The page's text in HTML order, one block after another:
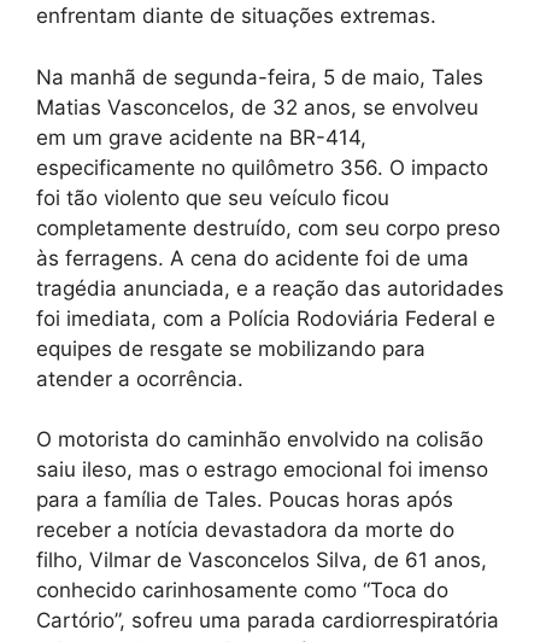
enfrentam diante de situações extremas.
Na manhã de segunda-feira, 5 de maio, Tales
Matias Vasconcelos, de 32 anos, se envolveu
em um grave acidente na BR-414,
especificamente no quilômetro 356. O impacto
foi tão violento que seu veículo ficou
completamente destruído, com seu corpo preso
às ferragens. A cena do acidente foi de uma
tragédia anunciada, e a reação das autoridades
foi imediata, com a Polícia Rodoviária Federal e
equipes de resgate se mobilizando para
atender a ocorrência.
O motorista do caminhão envolvido na colisão
saiu ileso, mas o estrago emocional foi imenso
para a família de Tales. Poucas horas após
receber a notícia devastadora da morte do
filho, Vilmar de Vasconcelos Silva, de 61 anos,
conhecido carinhosamente como “Toca do
Cartório”, sofreu uma parada cardiorrespiratória